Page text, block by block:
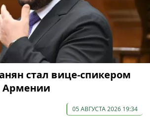
стал вице-спикером
Армении
05 АВГУСТА 2026 19:34